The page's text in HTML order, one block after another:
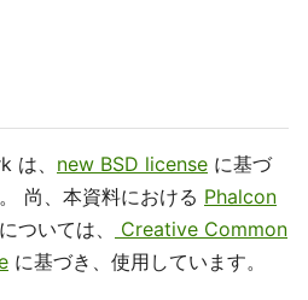
は、 new BSD license に基づ
尚、本資料における Phalcon
ついては、
Creative Common
に基づき、使用しています。